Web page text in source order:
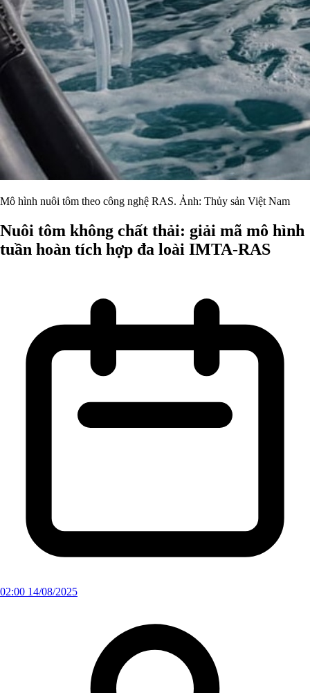
Mô hình nuôi tôm theo công nghệ RAS. Ảnh: Thủy sản Việt Nam
Nuôi tôm không chất thải: giải mã mô hình
tuần hoàn tích hợp đa loài IMTA-RAS
02:00 14/08/2025